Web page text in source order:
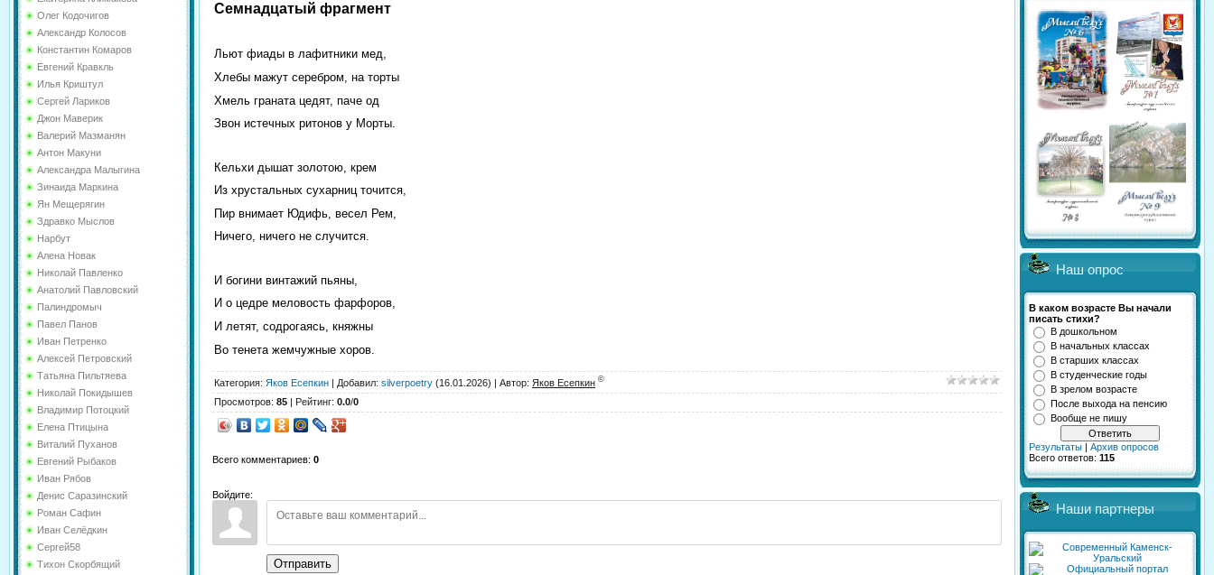
Олег Кодочигов
Александр Колосов
Константин Комаров
Евгений Кравкль
Илья Криштул
Сергей Лариков
Джон Маверик
Валерий Мазманян
Антон Макуни
Александра Малыгина
Зинаида Маркина
Ян Мещерягин
Здравко Мыслов
Нарбут
Алена Новак
Николай Павленко
Анатолий Павловский
Палиндромыч
Павел Панов
Иван Петренко
Алексей Петровский
Татьяна Пильтяева
Николай Покидышев
Владимир Потоцкий
Елена Птицына
Виталий Пуханов
Евгений Рыбаков
Иван Рябов
Денис Саразинский
Роман Сафин
Иван Селёдкин
Сергей58
Тихон Скорбящий
Семнадцатый фрагмент
Льют фиады в лафитники мед,
Хлебы мажут серебром, на торты
Хмель граната цедят, паче од
Звон истечных ритонов у Морты.
Кельхи дышат золотою, крем
Из хрустальных сухарниц точится,
Пир внимает Юдифь, весел Рем,
Ничего, ничего не случится.
И богини винтажий пьяны,
И о цедре меловость фарфоров,
И летят, содрогаясь, княжны
Во тенета жемчужные хоров.
Категория: Яков Есепкин | Добавил: silverpoetry (16.01.2026) | Автор: Яков Есепкин ©
Просмотров: 85 | Рейтинг: 0.0/0
Всего комментариев: 0
Войдите:
Отправить
Наш опрос
В каком возрасте Вы начали
писать стихи?
В дошкольном
В начальных классах
В старших классах
В студенческие годы
В зрелом возрасте
После выхода на пенсию
Вообще не пишу
Результаты | Архив опросов
Всего ответов: 115
Наши партнеры